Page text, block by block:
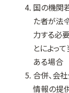
国の機関
た者が法
力する必
とによっ
ある場合
合併、会
情報の提